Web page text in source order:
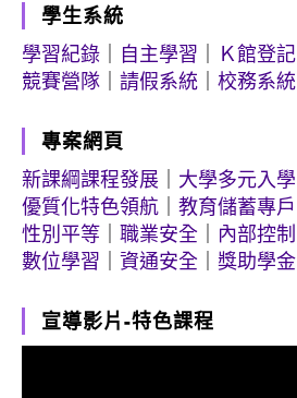
學生系統
學習紀錄
自主學習
Ｋ館登記
競賽營隊
請假系統 校務系統
專案網頁
新課綱課程發展
大學多元入學
優質化特色領航
教育儲蓄專戶
性別平等
職業安全
內部控制
數位學習
資通安全 獎助學金
宣導影片-特色課程